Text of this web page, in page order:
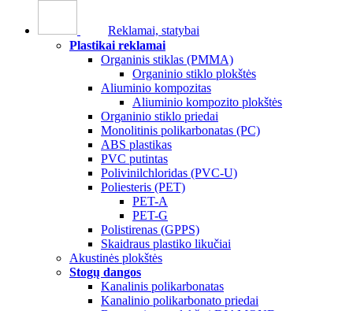
Reklamai, statybai
Plastikai reklamai
Organinis stiklas (PMMA)
Organinio stiklo plokštės
Aliuminio kompozitas
Aliuminio kompozito plokštės
Organinio stiklo priedai
Monolitinis polikarbonatas (PC)
ABS plastikas
PVC putintas
Polivinilchloridas (PVC-U)
Poliesteris (PET)
PET-A
PET-G
Polistirenas (GPPS)
Skaidraus plastiko likučiai
Akustinės plokštės
Stogų dangos
Kanalinis polikarbonatas
Kanalinio polikarbonato priedai